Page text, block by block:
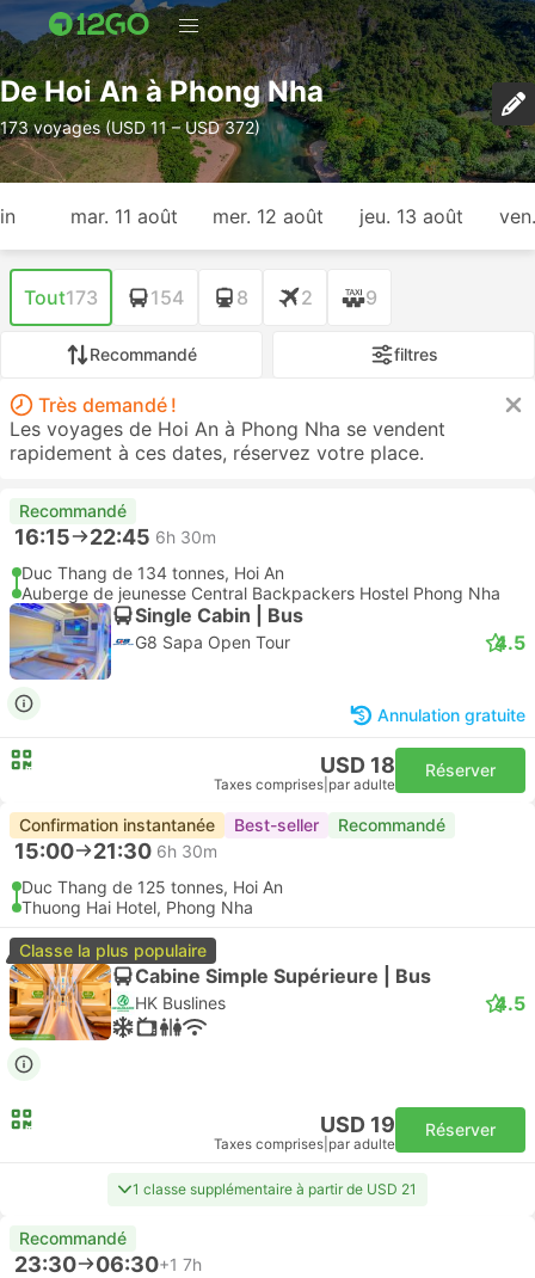
De Hoi An à Phong Nha
173 voyages (USD 11 – USD 372)
mar. 11 août mer. 12 août jeu. 13 août
Tout173 154 8 2 9
Recommandé filtres
Très demandé !
Les voyages de Hoi An à Phong Nha se vendent
rapidement à ces dates, réservez votre place.
Recommandé
16:15 22:45 6h 30m
Duc Thang de 134 tonnes, Hoi An
Auberge de jeunesse Central Backpackers Hostel Phong Nha
Single Cabin | Bus
G8 Sapa Open Tour 4.5
Annulation gratuite
USD 18
Taxes comprises par adulte
Réserver
Confirmation instantanée Best-seller Recommandé
15:00 21:30 6h 30m
Duc Thang de 125 tonnes, Hoi An
Thuong Hai Hotel, Phong Nha
Classe la plus populaire
Cabine Simple Supérieure | Bus
HK Buslines 4.5
USD 19
Taxes comprises par adulte
Réserver
1 classe supplémentaire à partir de USD 21
Recommandé
23:30 06:30+1 7h